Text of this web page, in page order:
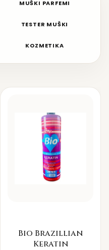
MUŠKI PARFEMI
TESTER MUŠKI
KOZMETIKA
Bio Brazillian
Keratin